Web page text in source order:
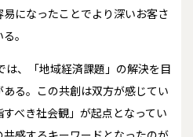
になったことでより深いお客さ
。
は、「地域経済課題」の解決を目
る。この共創は双方が感じてい
べき社会観」が起点となってい